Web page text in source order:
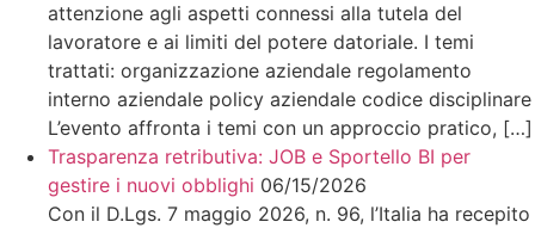
attenzione agli aspetti connessi alla tutela del
lavoratore e ai limiti del potere datoriale. I temi
trattati: organizzazione aziendale regolamento
interno aziendale policy aziendale codice disciplinare
L’evento affronta i temi con un approccio pratico, […]
Trasparenza retributiva: JOB e Sportello BI per
gestire i nuovi obblighi 06/15/2026
Con il D.Lgs. 7 maggio 2026, n. 96, l’Italia ha recepito